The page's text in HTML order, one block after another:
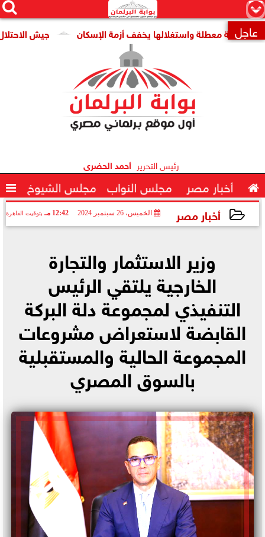
×


 عاجل جيش الاحتلال: مقتل جنديين معطلة واستغلالها يخفف أزمة الإسكان
رئيس التحرير أحمد الحضرى
 أخبار مصر مجلس النواب مجلس الشيوخ 
أخبار مصر الخميس، 26 سبتمبر 2024 12:42 مـ بتوقيت القاهرة
وزير الاستثمار والتجارة
الخارجية يلتقي الرئيس
التنفيذي لمجموعة دلة البركة
القابضة لاستعراض مشروعات
المجموعة الحالية والمستقبلية
بالسوق المصري